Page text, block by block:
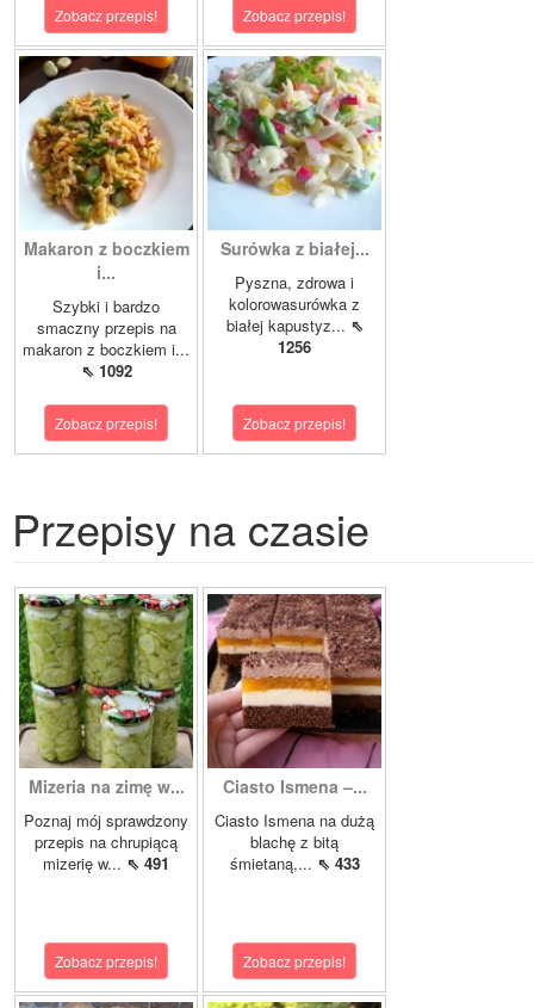
Zobacz przepis! Zobacz przepis!
Makaron z boczkiem
i...
Szybki i bardzo
smaczny przepis na
makaron z boczkiem i...
⇖ 1092
Zobacz przepis!
Surówka z białej...
Pyszna, zdrowa i
kolorowasurówka z
białej kapustyz... ⇖
1256
Zobacz przepis!
Przepisy na czasie
Mizeria na zimę w...
Poznaj mój sprawdzony
przepis na chrupiącą
mizerię w... ⇖ 491
Zobacz przepis!
Ciasto Ismena –...
Ciasto Ismena na dużą
blachę z bitą
śmietaną,... ⇖ 433
Zobacz przepis!